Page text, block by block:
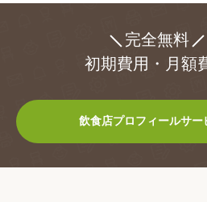
完全無料
初期費用・月額
飲食店プロフィールサー